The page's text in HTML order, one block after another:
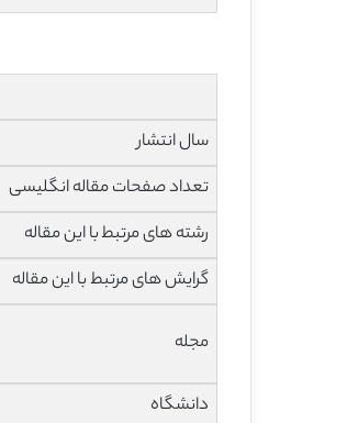
سال انتشار
تعداد صفحات مقاله انگلیسی
رشته های مرتبط با این مقاله
گرایش های مرتبط با این مقاله
مجله
دانشگاه